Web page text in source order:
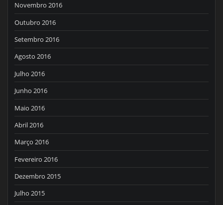
Novembro 2016
Outubro 2016
Setembro 2016
Agosto 2016
Julho 2016
Junho 2016
Maio 2016
Abril 2016
Março 2016
Fevereiro 2016
Dezembro 2015
Julho 2015